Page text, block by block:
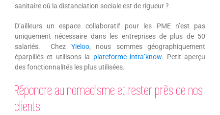
sanitaire où la distanciation sociale est de rigueur ?
D’ailleurs un espace collaboratif pour les PME n’est pas
uniquement nécessaire dans les entreprises de plus de 50
salariés. Chez Yieloo, nous sommes géographiquement
éparpillés et utilisons la plateforme intra’know. Petit aperçu
des fonctionnalités les plus utilisées.
Répondre au nomadisme et rester près de nos
clients